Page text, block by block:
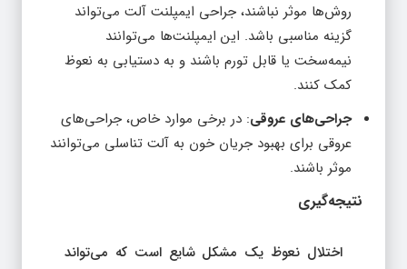
روش‌ها موثر نباشند، جراحی ایمپلنت آلت می‌تواند
گزینه مناسبی باشد. این ایمپلنت‌ها می‌توانند
نیمه‌سخت یا قابل تورم باشند و به دستیابی به نعوظ
کمک کنند.
جراحی‌های عروقی: در برخی موارد خاص، جراحی‌های
عروقی برای بهبود جریان خون به آلت تناسلی می‌توانند
موثر باشند.
نتیجه‌گیری
اختلال نعوظ یک مشکل شایع است که می‌تواند